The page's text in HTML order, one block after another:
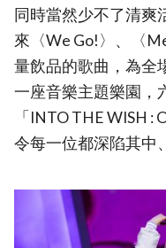
同時當然少不了清爽
來〈We Go!〉、〈
量飲品的歌曲，為全
一座音樂主題樂園，
「INTO THE WISH :
令每一位都深陷其中